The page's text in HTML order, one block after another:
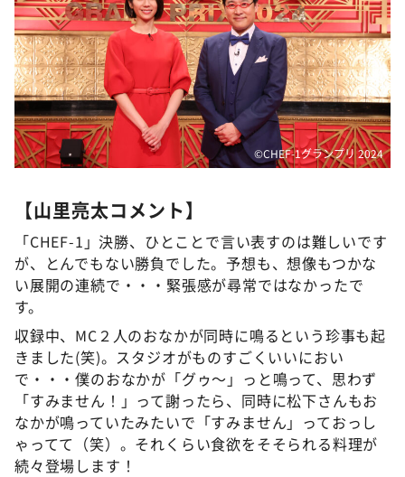
アナ回覧板
©️CHEF-1グランプリ 2024
【山里亮太コメント】
「CHEF-1」決勝、ひとことで言い表すのは難しいです
が、とんでもない勝負でした。予想も、想像もつかな
い展開の連続で・・・緊張感が尋常ではなかったで
す。
収録中、MC２人のおなかが同時に鳴るという珍事も起
きました(笑)。スタジオがものすごくいいにおい
で・・・僕のおなかが「グゥ～」っと鳴って、思わず
「すみません！」って謝ったら、同時に松下さんもお
なかが鳴っていたみたいで「すみません」っておっし
ゃってて（笑）。それくらい食欲をそそられる料理が
続々登場します！